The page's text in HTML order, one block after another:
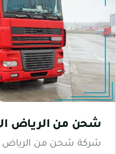
شحن من الرياض
شركة شحن من الرياض